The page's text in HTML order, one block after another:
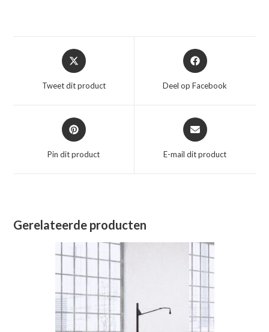
Opent
in
nieuw
Tweet dit product
Opent
in
nieuw
Deel op Facebook
Opent
in
nieuw
Pin dit product
Opent
in
nieuw
E-mail dit product
Gerelateerde producten